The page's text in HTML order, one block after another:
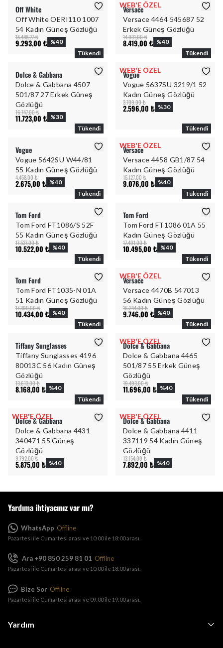
Off White
Off White OERI110 1007
54 Kadın Güneş Gözlüğü
15.488,27 ₺
9.293,00 ₺ %40
WEB'E ÖZEL
Versace
Versace 4464 545687 52
Erkek Güneş Gözlüğü
14.031,00 ₺
8.419,00 ₺ %40
Tükendi
Dolce & Gabbana
Dolce & Gabbana 4507
501/87 27 Erkek Güneş
Gözlüğü
16.747,00 ₺
11.723,00 ₺ %30
WEB'E ÖZEL
Tükendi
Vogue
Vogue 5637SU 3219/1 52
Kadın Güneş Gözlüğü
3.709,00 ₺
2.596,00 ₺ %30
Tükendi
Vogue
Vogue 5642SU W44/81
55 Kadın Güneş Gözlüğü
4.458,00 ₺
2.675,00 ₺ %40
WEB'E ÖZEL
Tükendi
Versace
Versace 4458 GB1/87 54
Kadın Güneş Gözlüğü
15.127,00 ₺
9.076,00 ₺ %40
Tükendi
Tom Ford
Tom Ford FT1086/S 52F
55 Kadın Güneş Gözlüğü
17.537,00 ₺
10.522,00 ₺ %40
Tükendi
Tom Ford
Tom Ford FT1086 01A 55
Kadın Güneş Gözlüğü
17.491,00 ₺
10.495,00 ₺ %40
Tükendi
Tom Ford
Tom Ford FT1035-N 01A
51 Kadın Güneş Gözlüğü
17.390,00 ₺
10.434,00 ₺ %40
WEB'E ÖZEL
Tükendi
Versace
Versace 4470B 547013
56 Kadın Güneş Gözlüğü
16.244,00 ₺
9.746,00 ₺ %40
Tükendi
Tiffany Sunglasses
Tiffany Sunglasses 4196
80013C 56 Kadın Güneş
Gözlüğü
13.613,00 ₺
8.168,00 ₺ %40
WEB'E ÖZEL
Tükendi
Dolce & Gabbana
Dolce & Gabbana 4465
501/87 55 Erkek Güneş
Gözlüğü
19.493,00 ₺
11.696,00 ₺ %40
WEB'E ÖZEL
Tükendi
Dolce & Gabbana
Dolce & Gabbana 4431
340471 55 Güneş
Gözlüğü
9.792,00 ₺
5.875,00 ₺ %40
WEB'E ÖZEL
Tükendi
Dolce & Gabbana
Dolce & Gabbana 4411
337119 54 Kadın Güneş
Gözlüğü
13.154,00 ₺
7.892,00 ₺ %40
Yardım
Yardıma ihtiyacınız var mı?
WhatsApp Offline
Pazartesi ile Cumartesi arası ve 10:00 ile 18:00 arası.
Ara +90 850 259 81 01 Offline
Pazartesi ile Cumartesi arası ve 10:00 ile 18:00 arası.
Bize Sor Offline
Pazartesi ile Cumartesi arası ve 09:00 ile 19:00 arası.